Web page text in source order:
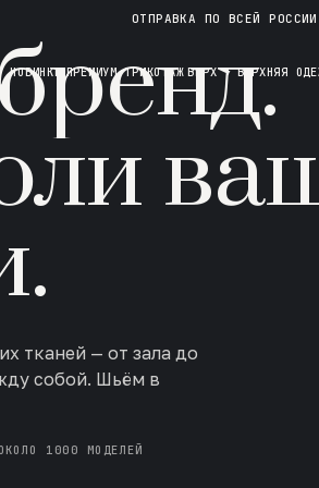
ОТПРАВКА ПО ВСЕЙ
НОВИНКИ ПРЕМИУМ ТРИКОТАЖ ВЕРХ▾ ВЕРХНЯЯ
тканей — от зала до
собой. Шьём в
1000 МОДЕЛЕЙ